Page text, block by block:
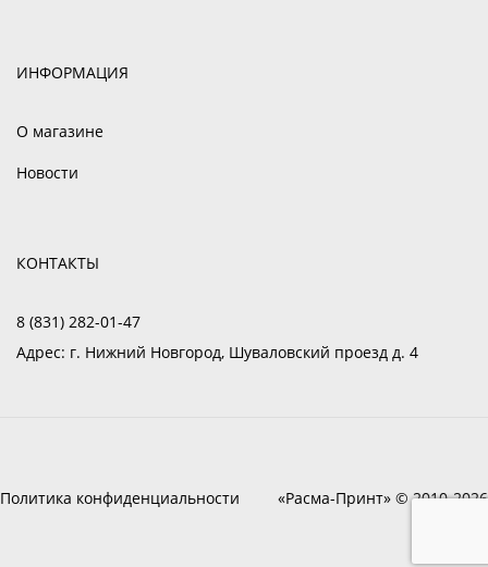
ИНФОРМАЦИЯ
О магазине
Новости
КОНТАКТЫ
8 (831) 282-01-47
Адрес: г. Нижний Новгород, Шуваловский проезд д. 4
Политика конфиденциальности «Расма-Принт» © 2010-2026